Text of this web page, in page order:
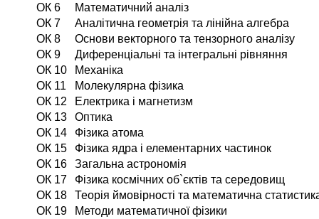
ОК 6
Математичний аналіз
ОК 7
Аналітична геометрія та лінійна алгебра
ОК 8
Основи векторного та тензорного аналізу
ОК 9
Диференціальні та інтегральні рівняння
ОК 10
Механіка
ОК 11
Молекулярна фізика
ОК 12
Електрика і магнетизм
ОК 13
Оптика
ОК 14
Фізика атома
ОК 15
Фізика ядра і елементарних частинок
ОК 16
Загальна астрономія
ОК 17
Фізика космічних об`єктів та середовищ
ОК 18
Теорія ймовірності та математична
ОК 19
Методи математичної фізики